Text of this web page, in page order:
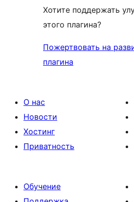
Хотите поддержать
этого плагина?
Пожертвовать на
плагина
О нас
Новости
Хостинг
Приватность
Обучение